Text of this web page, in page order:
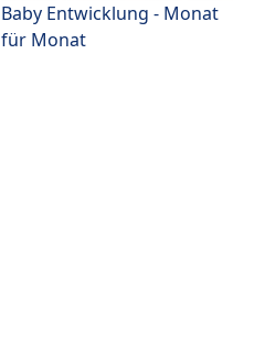
Baby Entwicklung - Monat
für Monat